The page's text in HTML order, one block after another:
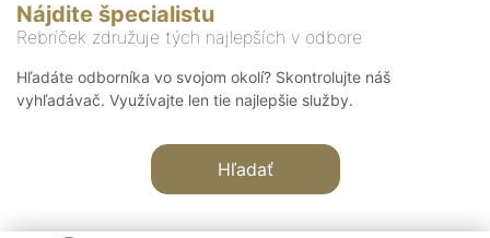
Nájdite špecialistu
Rebríček združuje tých najlepších v odbore
Hľadáte odborníka vo svojom okolí? Skontrolujte náš
vyhľadávač. Využívajte len tie najlepšie služby.
Hľadať